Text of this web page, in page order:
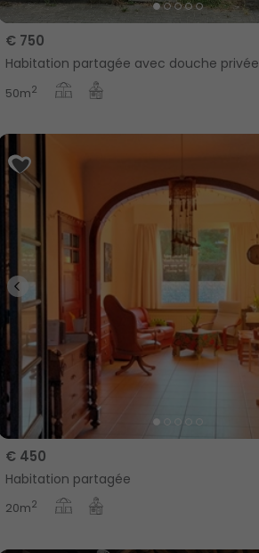
€ 750
Habitation partagée avec douche privée
50m2
€ 450
Habitation partagée
20m2